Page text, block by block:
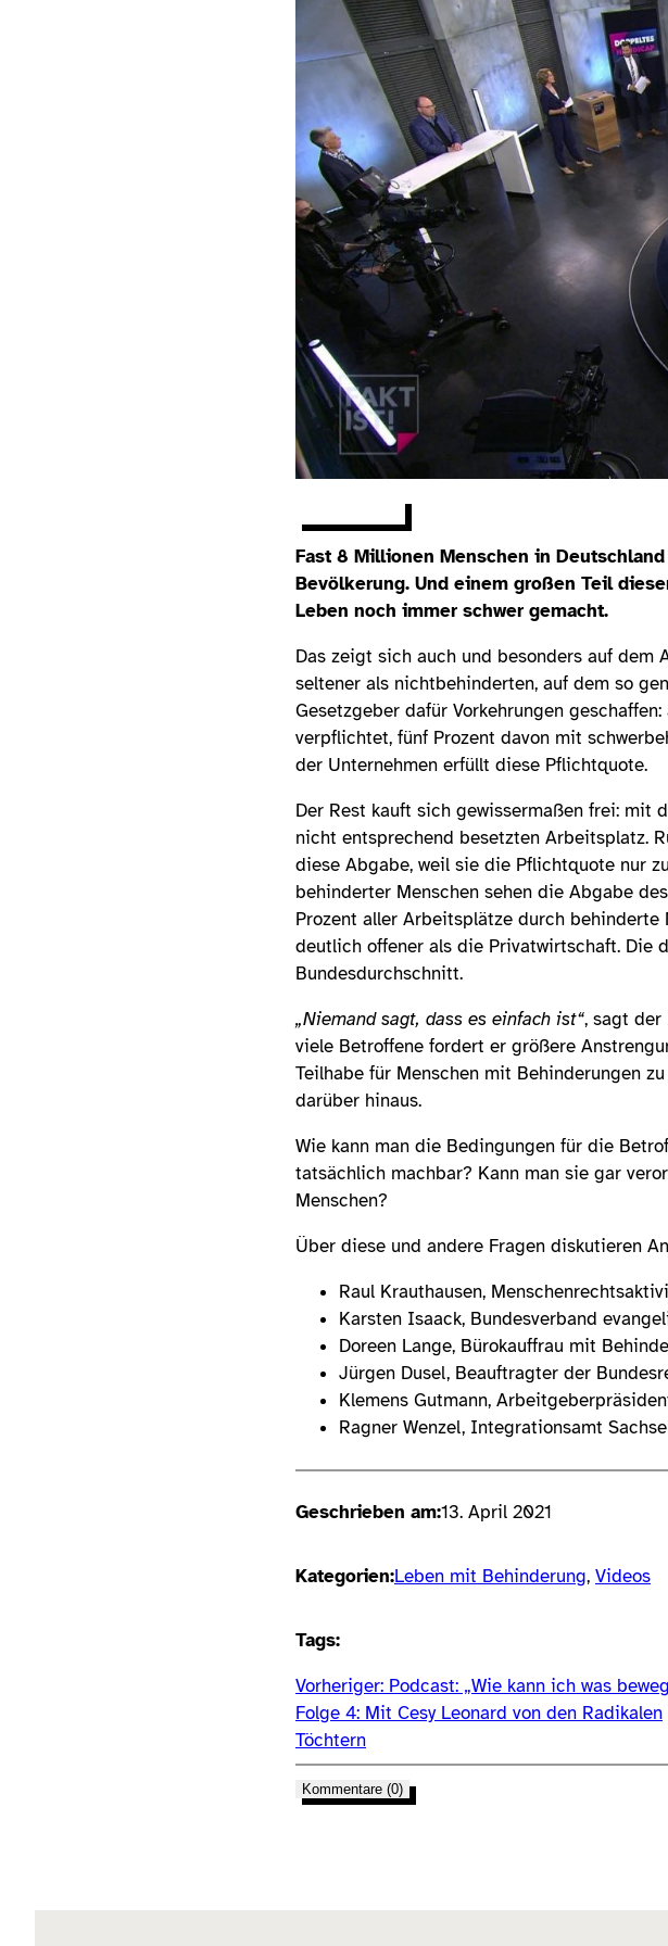
Fast 8 Millionen Menschen in
Bevölkerung. Und einem großen Teil
Leben noch immer schwer gemacht.
Das zeigt sich auch und besonders auf
seltener als nichtbehinderten, auf dem so
Gesetzgeber dafür Vorkehrungen
verpflichtet, fünf Prozent davon mit
der Unternehmen erfüllt diese Pflichtquote.
Der Rest kauft sich gewissermaßen frei: mit
nicht entsprechend besetzten Arbeitsplatz.
diese Abgabe, weil sie die Pflichtquote nur
behinderter Menschen sehen die Abgabe
Prozent aller Arbeitsplätze durch
deutlich offener als die Privatwirtschaft. Die
Bundesdurchschnitt.
„Niemand sagt, dass es einfach ist“, sagt der
viele Betroffene fordert er größere
Teilhabe für Menschen mit Behinderungen
darüber hinaus.
Wie kann man die Bedingungen für die
tatsächlich machbar? Kann man sie gar
Menschen?
Über diese und andere Fragen diskutieren
Raul Krauthausen,
Karsten Isaack, Bundesverband
Doreen Lange, Bürokauffrau mit
Jürgen Dusel, Beauftragter der
Klemens Gutmann,
Ragner Wenzel, Integrationsamt
Geschrieben am:13. April 2021
Kategorien:Leben mit Behinderung, Videos
Tags:
Vorheriger: Podcast: „Wie kann ich was
Folge 4: Mit Cesy Leonard von den Radikalen
Töchtern
Kommentare (0)